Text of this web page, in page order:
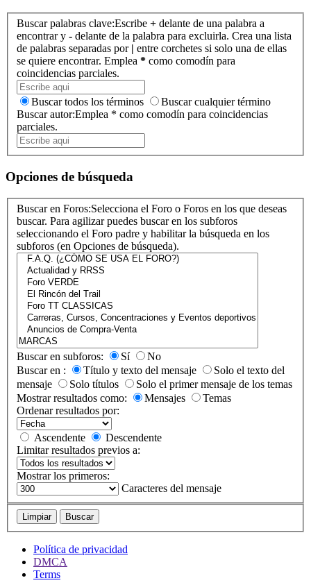
Buscar palabras clave:Escribe + delante de una palabra a
encontrar y - delante de la palabra para excluirla. Crea una lista
de palabras separadas por | entre corchetes si solo una de ellas
se quiere encontrar. Emplea * como comodín para
coincidencias parciales.
Buscar todos los términos
Buscar cualquier término
Buscar autor:Emplea * como comodín para coincidencias
parciales.
Opciones de búsqueda
Buscar en Foros:Selecciona el Foro o Foros en los que deseas
buscar. Para agilizar puedes buscar en los subforos
seleccionando el Foro padre y habilitar la búsqueda en los
subforos (en Opciones de búsqueda).
Buscar en subforos: Sí
No
Buscar en :
Título y texto del mensaje
Solo el texto del
mensaje
Solo títulos
Solo el primer mensaje de los temas
Mostrar resultados como:
Mensajes
Temas
Ordenar resultados por:
Ascendente
Descendente
Limitar resultados previos a:
Mostrar los primeros:
Caracteres del mensaje
Limpiar Buscar
Política de privacidad
DMCA
Terms